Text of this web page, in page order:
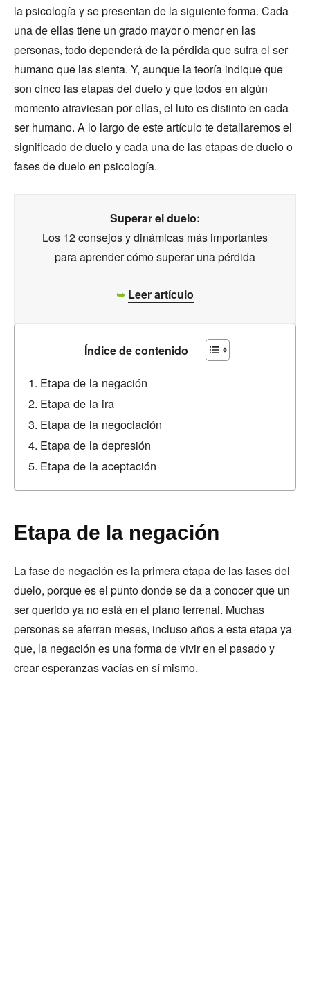
la psicología y se presentan de la siguiente forma. Cada
una de ellas tiene un grado mayor o menor en las
personas, todo dependerá de la pérdida que sufra el ser
humano que las sienta. Y, aunque la teoría indique que
son cinco las etapas del duelo y que todos en algún
momento atraviesan por ellas, el luto es distinto en cada
ser humano. A lo largo de este artículo te detallaremos el
significado de duelo y cada una de las etapas de duelo o
fases de duelo en psicología.
Superar el duelo:
Los 12 consejos y dinámicas más importantes
para aprender cómo superar una pérdida
➥ Leer artículo
Índice de contenido
Etapa de la negación
Etapa de la ira
Etapa de la negociación
Etapa de la depresión
Etapa de la aceptación
Etapa de la negación
La fase de negación es la primera etapa de las fases del
duelo, porque es el punto donde se da a conocer que un
ser querido ya no está en el plano terrenal. Muchas
personas se aferran meses, incluso años a esta etapa ya
que, la negación es una forma de vivir en el pasado y
crear esperanzas vacías en sí mismo.